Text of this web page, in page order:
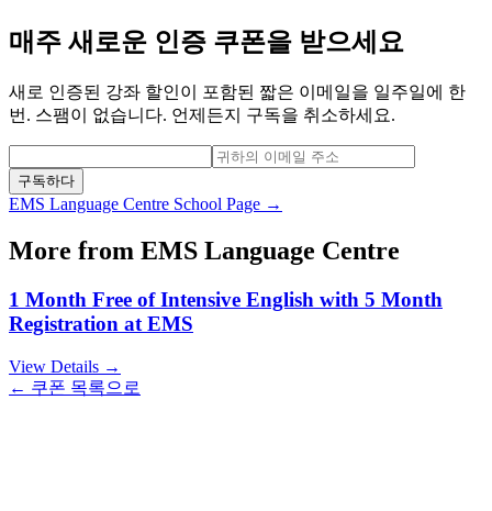
매주 새로운 인증 쿠폰을 받으세요
새로 인증된 강좌 할인이 포함된 짧은 이메일을 일주일에 한
번. 스팸이 없습니다. 언제든지 구독을 취소하세요.
구독하다
EMS Language Centre School Page →
More from EMS Language Centre
1 Month Free of Intensive English with 5 Month
Registration at EMS
View Details →
← 쿠폰 목록으로